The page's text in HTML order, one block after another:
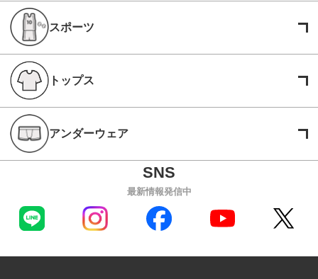
スポーツ
トップス
アンダーウェア
最新情報発信中